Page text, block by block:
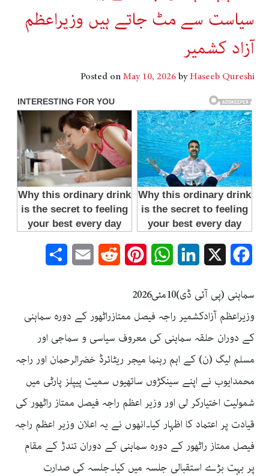
سیاست سے مٹ جاتے ہیں وزیراعظم
آزاد کشمیر
Posted onMay 10, 2026byHaseeb Qureshi
Facebook
LinkedIn
WhatsApp
Pinterest
Reddit
Email
سماہنی (پی آئی ڈی)10مئی2026
وزیراعظم آزادکشمیر راجہ فیصل ممتازراٹھور کے دورہ سماہنی
کے دوران حلقہ سماہنی کی معروف سیاسی و سماجی اور
مسلم لیگ (ن) کے اہم رہنما میجر ریٹائرڈ خضرالرحمان اور راجہ
محمدایوب نے اپنے سینکڑوں ساتھیوں سمیت پیپلز پارٹی میں
شمولیت اختیارکر لی اور وزیر اعظم راجہ فیصل ممتاز راٹھور کی
قیادت پر اعتماد کا اظہار کیا۔انھوں نے یہ اعلان وزیر اعظم راجہ
فیصل ممتاز راٹھور کے دورہ سماہنی کے دوران تندڑ کے مقام
پر بہت بڑے استقبالی جلسہ میں کیا۔جلسہ کی صدارت